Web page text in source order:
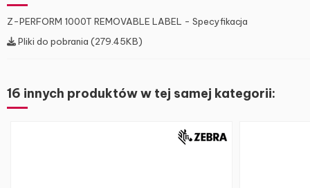
Z-PERFORM 1000T REMOVABLE LABEL - Specyfikacja
Pliki do pobrania (279.45KB)
16 innych produktów w tej samej kategorii: